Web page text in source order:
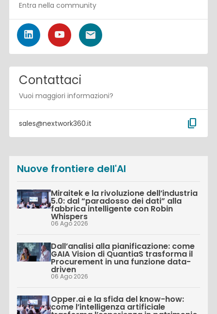
Entra nella community
Contattaci
Vuoi maggiori informazioni?
sales@nextwork360.it content_copy
Nuove frontiere dell'AI
Miraitek e la rivoluzione dell’industria
5.0: dal “paradosso dei dati” alla
fabbrica intelligente con Robin
Whispers
06 Ago 2026
Dall’analisi alla pianificazione: come
GAIA Vision di QuantiaS trasforma il
Procurement in una funzione data-
driven
06 Ago 2026
Opper.ai e la sfida del know-how:
come l’intelligenza artificiale